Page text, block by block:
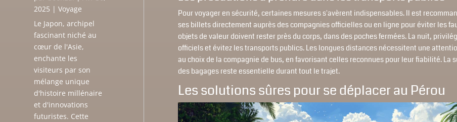
2025 |Voyage
Le Japon, archipel
fascinant niché au
cœur de l'Asie,
enchante les
visiteurs par son
mélange unique
d'histoire millénaire
et d'innovations
futuristes. Cette
Pour voyager en sécurité, certaines mesures s'avèrent indispensables. Il est
ses billets directement auprès des compagnies officielles ou en ligne pour éviter les
objets de valeur doivent rester près du corps, dans des poches fermées. La nuit,
officiels et évitez les transports publics. Les longues distances nécessitent une
au choix de la compagnie de bus, en favorisant celles reconnues pour leur fiabilité. La
des bagages reste essentielle durant tout le trajet.
Les solutions sûres pour se déplacer au Pérou